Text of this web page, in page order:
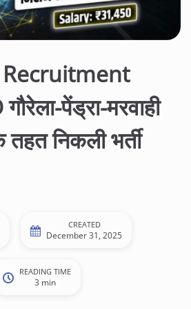
Recruitment
पेंड्रा-मरवाही
निकली भर्ती
CREATED
December 31, 2025
READING TIME
3 min